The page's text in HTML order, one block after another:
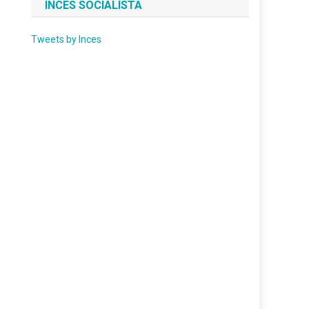
INCES SOCIALISTA
Tweets by Inces